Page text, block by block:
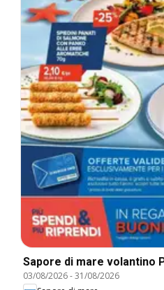
Sapore di mare volantino
03/08/2026-31/08/2026